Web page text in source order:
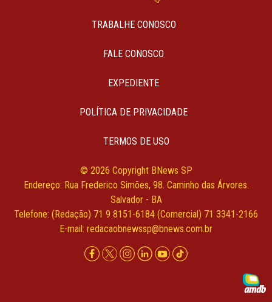
TRABALHE CONOSCO
FALE CONOSCO
EXPEDIENTE
POLÍTICA DE PRIVACIDADE
TERMOS DE USO
© 2026 Copyright BNews SP
Endereço: Rua Frederico Simões, 98. Caminho das Árvores.
Salvador - BA
Telefone: (Redação) 71 9 8151-6184 (Comercial) 71 3341-2166
E-mail: redacaobnewssp@bnews.com.br